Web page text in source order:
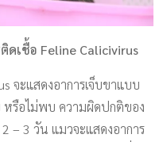
ดเชื้อ Feline Calicivirus
จะแสดงอาการเจ็บขาแบบ
หรือไม่พบ ความผิดปกติของ
– 3 วัน แมวจะแสดงอาการ